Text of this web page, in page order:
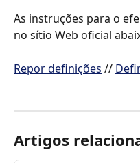
As instruções para o
no sítio Web oficial
Repor definições //
Artigos